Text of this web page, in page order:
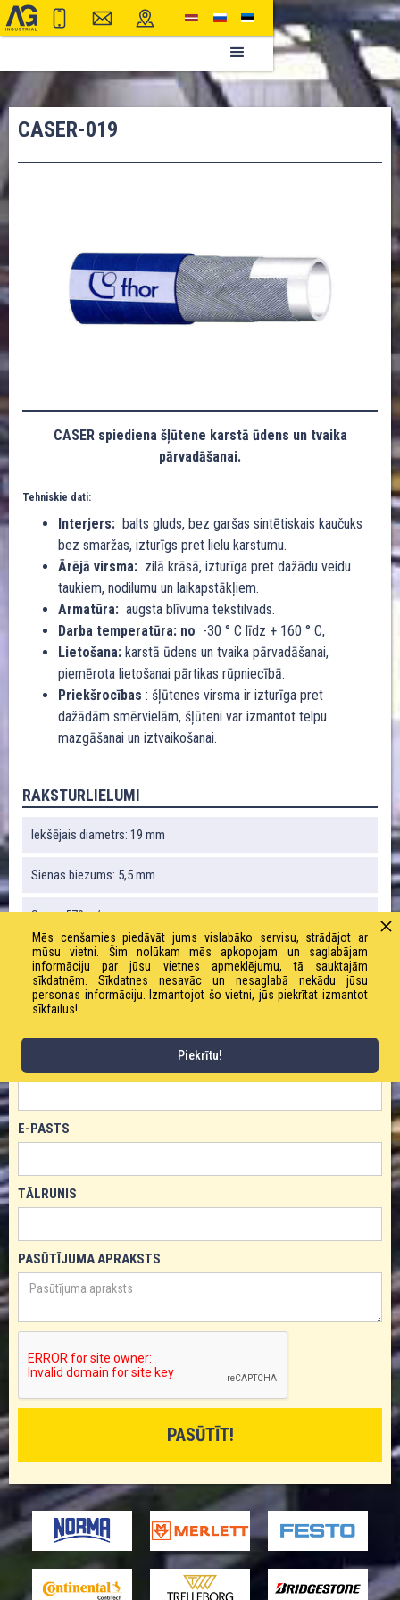
CASER-019
CASER spiediena šļūtene karstā ūdens un tvaika
pārvadāšanai.
Tehniskie dati:
Interjers: balts gluds, bez garšas sintētiskais kaučuks
bez smaržas, izturīgs pret lielu karstumu.
Ārējā virsma: zilā krāsā, izturīga pret dažādu veidu
taukiem, nodilumu un laikapstākļiem.
Armatūra: augsta blīvuma tekstilvads.
Darba temperatūra: no -30 ° C līdz + 160 ° C,
Lietošana: karstā ūdens un tvaika pārvadāšanai,
piemērota lietošanai pārtikas rūpniecībā.
Priekšrocības : šļūtenes virsma ir izturīga pret
dažādām smērvielām, šļūteni var izmantot telpu
mazgāšanai un iztvaikošanai.
RAKSTURLIELUMI
Iekšējais diametrs: 19 mm
Sienas biezums: 5,5 mm
Svars: 570 g / m
Darba spiediens: 10,0 bāri
E-PASTS
TĀLRUNIS
PASŪTĪJUMA APRAKSTS
Mēs cenšamies piedāvāt jums vislabāko servisu, strādājot ar
mūsu vietni. Šim nolūkam mēs apkopojam un saglabājam
informāciju par jūsu vietnes apmeklējumu, tā sauktajām
sīkdatnēm. Sīkdatnes nesavāc un nesaglabā nekādu jūsu
personas informāciju. Izmantojot šo vietni, jūs piekrītat izmantot
sīkfailus!
Piekrītu!